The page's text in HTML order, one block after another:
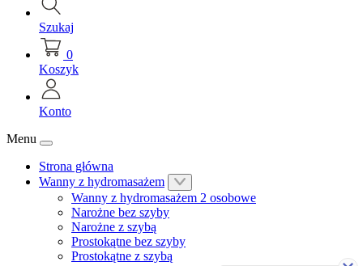
Szukaj
0
Koszyk
Konto
Menu
Strona główna
Wanny z hydromasażem
Wanny z hydromasażem 2 osobowe
Narożne bez szyby
Narożne z szybą
Prostokątne bez szyby
Prostokątne z szybą